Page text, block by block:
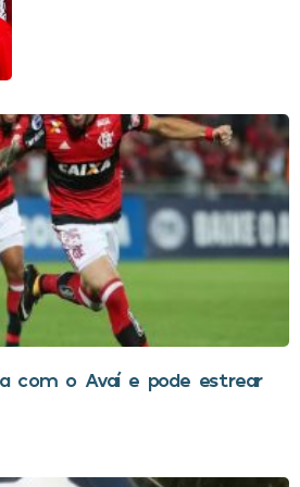
com o Avaí e pode estrear